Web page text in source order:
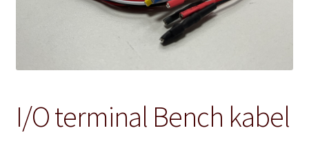
I/O terminal Bench kabel